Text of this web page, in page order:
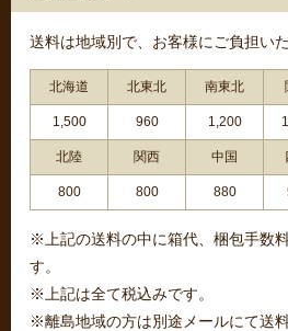
送料は地域別で、お客様にご負担い
北海道 北東北 南東北
1,500 960 1,200
北陸 関西 中国
800 800 880
※上記の送料の中に箱代、梱包手数
す。
※上記は全て税込みです。
※離島地域の方は別途メールにて送